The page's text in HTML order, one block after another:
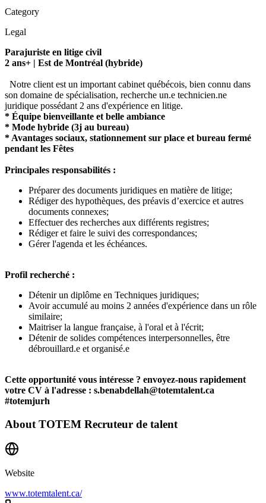
Category
Legal
Parajuriste en litige civil
2 ans+ | Est de Montréal (hybride)
Notre client est un important cabinet québécois, bien connu dans
son domaine de spécialisation, recherche un.e technicien.ne
juridique possédant 2 ans d'expérience en litige.
* Équipe bienveillante et belle ambiance
* Mode hybride (3j au bureau)
* Avantages sociaux, stationnement sur place et bureau fermé
pendant les Fêtes
Principales responsabilités :
Préparer des documents juridiques en matière de litige;
Rédiger des hypothèques, des préavis d’exercice et autres
documents connexes;
Effectuer des recherches aux différents registres;
Rédiger et faire le suivi des correspondances;
Gérer l'agenda et les échéances.
Profil recherché :
Détenir un diplôme en Techniques juridiques;
Avoir accumulé au moins 2 années d'expérience dans un rôle
similaire;
Maitriser la langue française, à l'oral et à l'écrit;
Détenir de solides compétences interpersonnelles, être
débrouillard.e et organisé.e
Cette opportunité vous intéresse ? envoyez-nous rapidement
votre CV à l'adresse : s.benabdellah@totemtalent.ca
#totemjurh
About TOTEM Recruteur de talent
Website
www.totemtalent.ca/